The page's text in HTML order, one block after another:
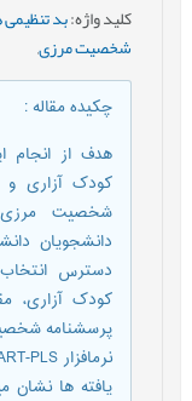
کلید واژه:بد تنظیمی
شخصیت مرزی,
چکیده مقاله:
هدف از انجام
کودک آزاری و
دانشجویان
دسترس
کودک آزاری،
پرسشنامه
یافته ها نشان